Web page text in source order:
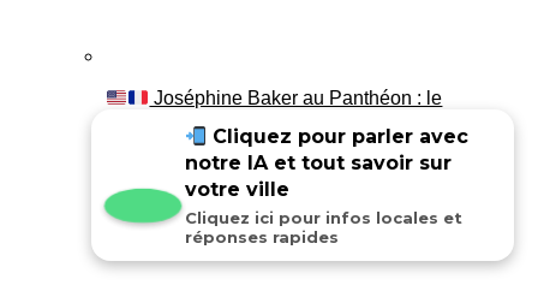
Joséphine Baker au Panthéon : le
Cliquez pour parler avec
notre IA et tout savoir sur
votre ville
Cliquez ici pour infos locales et
réponses rapides